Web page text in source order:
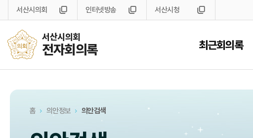
서산시의회
전자회의록
서산시의회 인터넷방송 서산시청
최근회의록
홈 의안정보 의안검색